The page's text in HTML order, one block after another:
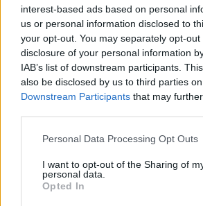
interest-based ads based on personal
us or personal information disclosed to
your opt-out. You may separately opt-
disclosure of your personal information
IAB’s list of downstream participants.
also be disclosed by us to third parties
Downstream Participants that may
Personal Data Processing Opt Outs
I want to opt-out of the Sharing of
personal data.
Opted In
ΣΤΗΝ ΙΔΙΑ ΚΑΤΗΓΟΡΙΑ
Ο μοναδικός
πρόεδρος που
ΣΉΜΕΡΑ
Η συγκάλυψη, οι
Gun»
Το
το Κάπρι